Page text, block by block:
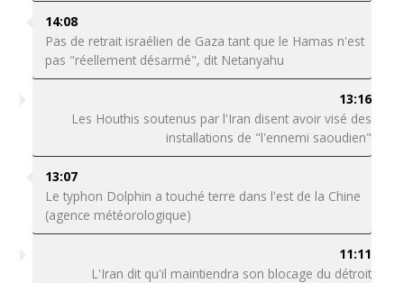
14:08
Pas de retrait israélien de Gaza tant que le Hamas n'est
pas "réellement désarmé", dit Netanyahu
13:16
Les Houthis soutenus par l'Iran disent avoir visé des
installations de "l'ennemi saoudien"
13:07
Le typhon Dolphin a touché terre dans l'est de la Chine
(agence météorologique)
11:11
L'Iran dit qu'il maintiendra son blocage du détroit